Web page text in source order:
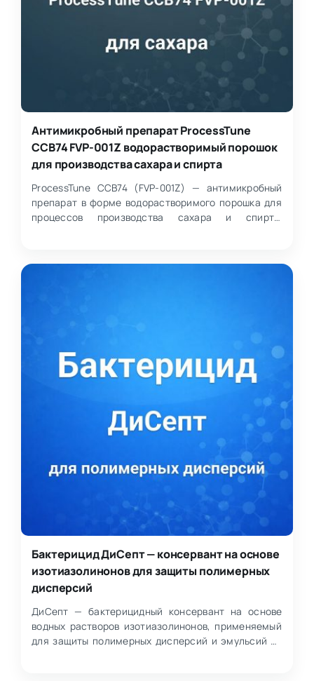
Антимикробный препарат ProcessTune
CCB74 FVP-001Z водорастворимый порошок
для производства сахара и спирта
ProcessTune CCB74 (FVP-001Z) — антимикробный
препарат в форме водорастворимого порошка для
процессов производства сахара и спирта.
Бактерицид ДиСепт — консервант на основе
изотиазолинонов для защиты полимерных
дисперсий
ДиСепт — бактерицидный консервант на основе
водных растворов изотиазолинонов, применяемый
для защиты полимерных дисперсий и эмульсий от